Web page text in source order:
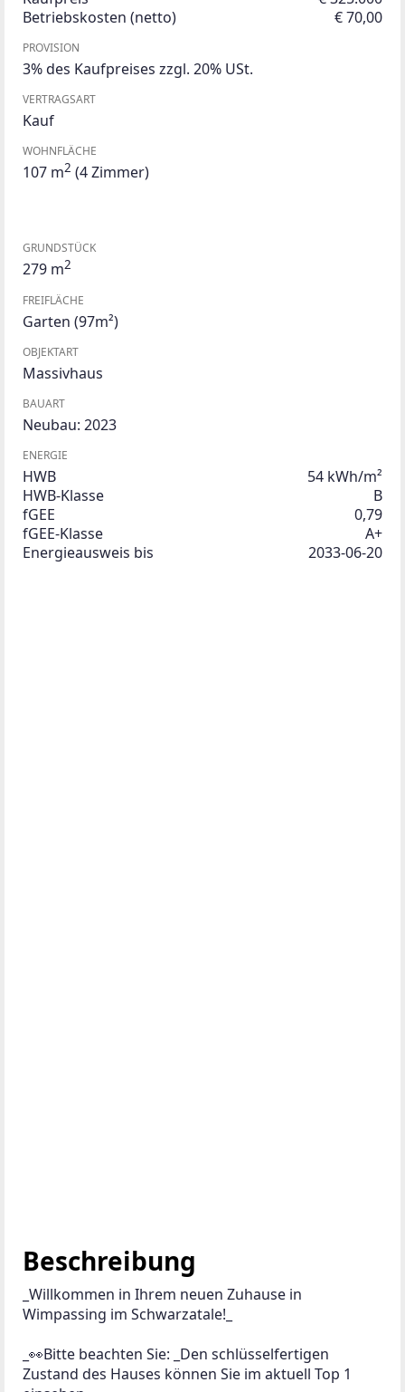
Betriebskosten (netto)
€ 70,00
PROVISION
3% des Kaufpreises zzgl. 20% USt.
VERTRAGSART
Kauf
WOHNFLÄCHE
107 m2 (4 Zimmer)
GRUNDSTÜCK
279 m2
FREIFLÄCHE
Garten (97m²)
OBJEKTART
Massivhaus
BAUART
Neubau: 2023
ENERGIE
HWB
54 kWh/m²
HWB-Klasse
B
fGEE
0,79
fGEE-Klasse
A+
Energieausweis bis
2033-06-20
Beschreibung
_Willkommen in Ihrem neuen Zuhause in
Wimpassing im Schwarzatale!_
_👀Bitte beachten Sie: _Den schlüsselfertigen
Zustand des Hauses können Sie im aktuell Top 1